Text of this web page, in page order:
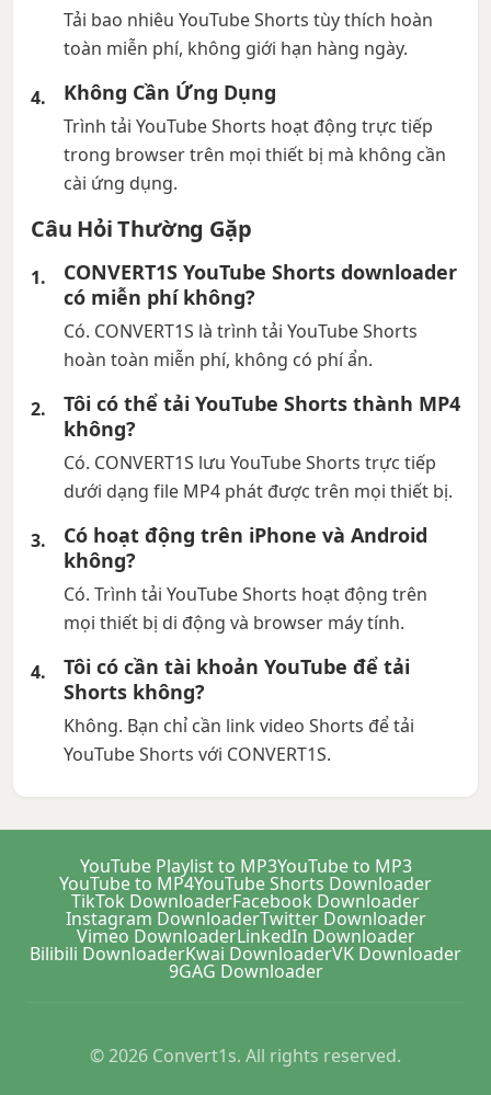
Tải bao nhiêu YouTube Shorts tùy thích hoàn
toàn miễn phí, không giới hạn hàng ngày.
Không Cần Ứng Dụng
Trình tải YouTube Shorts hoạt động trực tiếp
trong browser trên mọi thiết bị mà không cần
cài ứng dụng.
Câu Hỏi Thường Gặp
CONVERT1S YouTube Shorts downloader
có miễn phí không?
Có. CONVERT1S là trình tải YouTube Shorts
hoàn toàn miễn phí, không có phí ẩn.
Tôi có thể tải YouTube Shorts thành MP4
không?
Có. CONVERT1S lưu YouTube Shorts trực tiếp
dưới dạng file MP4 phát được trên mọi thiết bị.
Có hoạt động trên iPhone và Android
không?
Có. Trình tải YouTube Shorts hoạt động trên
mọi thiết bị di động và browser máy tính.
Tôi có cần tài khoản YouTube để tải
Shorts không?
Không. Bạn chỉ cần link video Shorts để tải
YouTube Shorts với CONVERT1S.
YouTube Playlist to MP3YouTube to MP3
YouTube to MP4YouTube Shorts Downloader
TikTok DownloaderFacebook Downloader
Instagram DownloaderTwitter Downloader
Vimeo DownloaderLinkedIn Downloader
Bilibili DownloaderKwai DownloaderVK Downloader
9GAG Downloader
© 2026 Convert1s. All rights reserved.